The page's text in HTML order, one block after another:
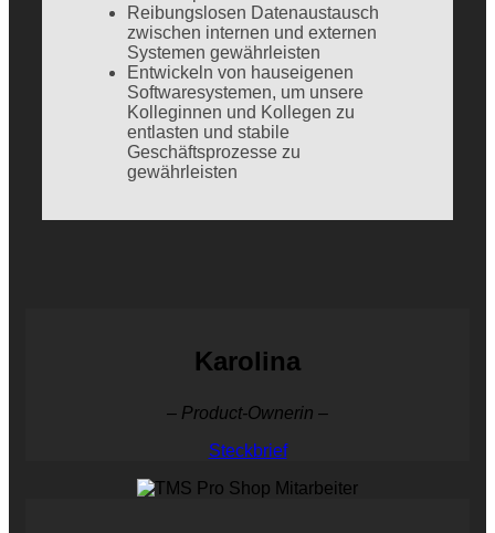
Reibungslosen Datenaustausch
zwischen internen und externen
Systemen gewährleisten
Entwickeln von hauseigenen
Softwaresystemen, um unsere
Kolleginnen und Kollegen zu
entlasten und stabile
Geschäftsprozesse zu
gewährleisten
Karolina
– Product-Ownerin –
Steckbrief